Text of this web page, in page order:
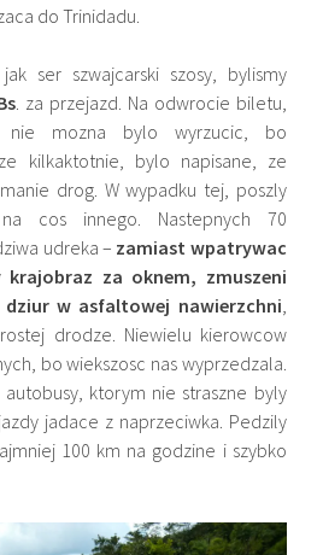
do Trinidadu.
ser szwajcarski szosy, bylismy
. za przejazd. Na odwrocie biletu,
mozna bylo wyrzucic, bo
kilkaktotnie, bylo napisane, ze
drog. W wypadku tej, poszly
cos innego. Nastepnych 70
udreka – zamiast wpatrywac
za oknem, zmuszeni
w asfaltowej nawierzchni,
drodze. Niewielu kierowcow
bo wiekszosc nas wyprzedzala.
ktorym nie straszne byly
jadace z naprzeciwka. Pedzily
100 km na godzine i szybko